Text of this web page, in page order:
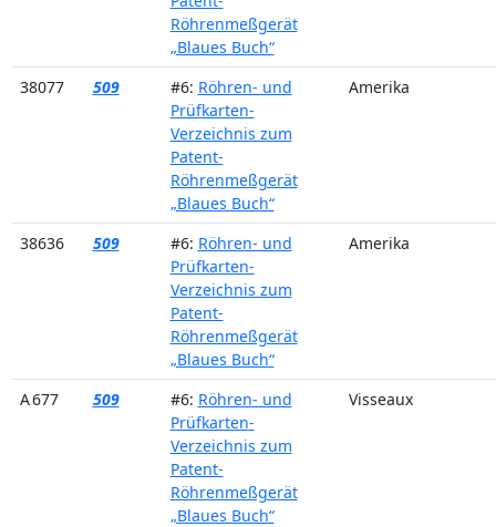
Röhrenmeßgerät
„Blaues Buch“
38077
509 #6: Röhren- und
Prüfkarten-
Verzeichnis zum
Patent-
Röhrenmeßgerät
„Blaues Buch“
Amerika
38636 509 #6: Röhren- und
Prüfkarten-
Verzeichnis zum
Patent-
Röhrenmeßgerät
„Blaues Buch“
Amerika
A 677 509 #6: Röhren- und
Prüfkarten-
Verzeichnis zum
Patent-
Röhrenmeßgerät
„Blaues Buch“
Visseaux